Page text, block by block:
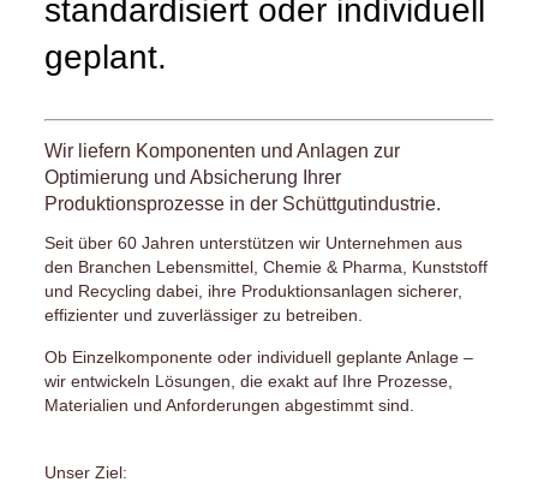
standardisiert oder individuell
geplant.
Wir liefern Komponenten und Anlagen zur
Optimierung und Absicherung Ihrer
Produktionsprozesse in der Schüttgutindustrie.
Seit über60 Jahren unterstützen wir Unternehmen aus
den Branchen Lebensmittel, Chemie & Pharma, Kunststoff
und Recycling dabei, ihre Produktionsanlagen sicherer,
effizienter und zuverlässiger zu betreiben.
Ob Einzelkomponente oder individuell geplante Anlage –
wir entwickeln Lösungen, die exakt auf Ihre Prozesse,
Materialien und Anforderungen abgestimmt sind.
Unser Ziel: